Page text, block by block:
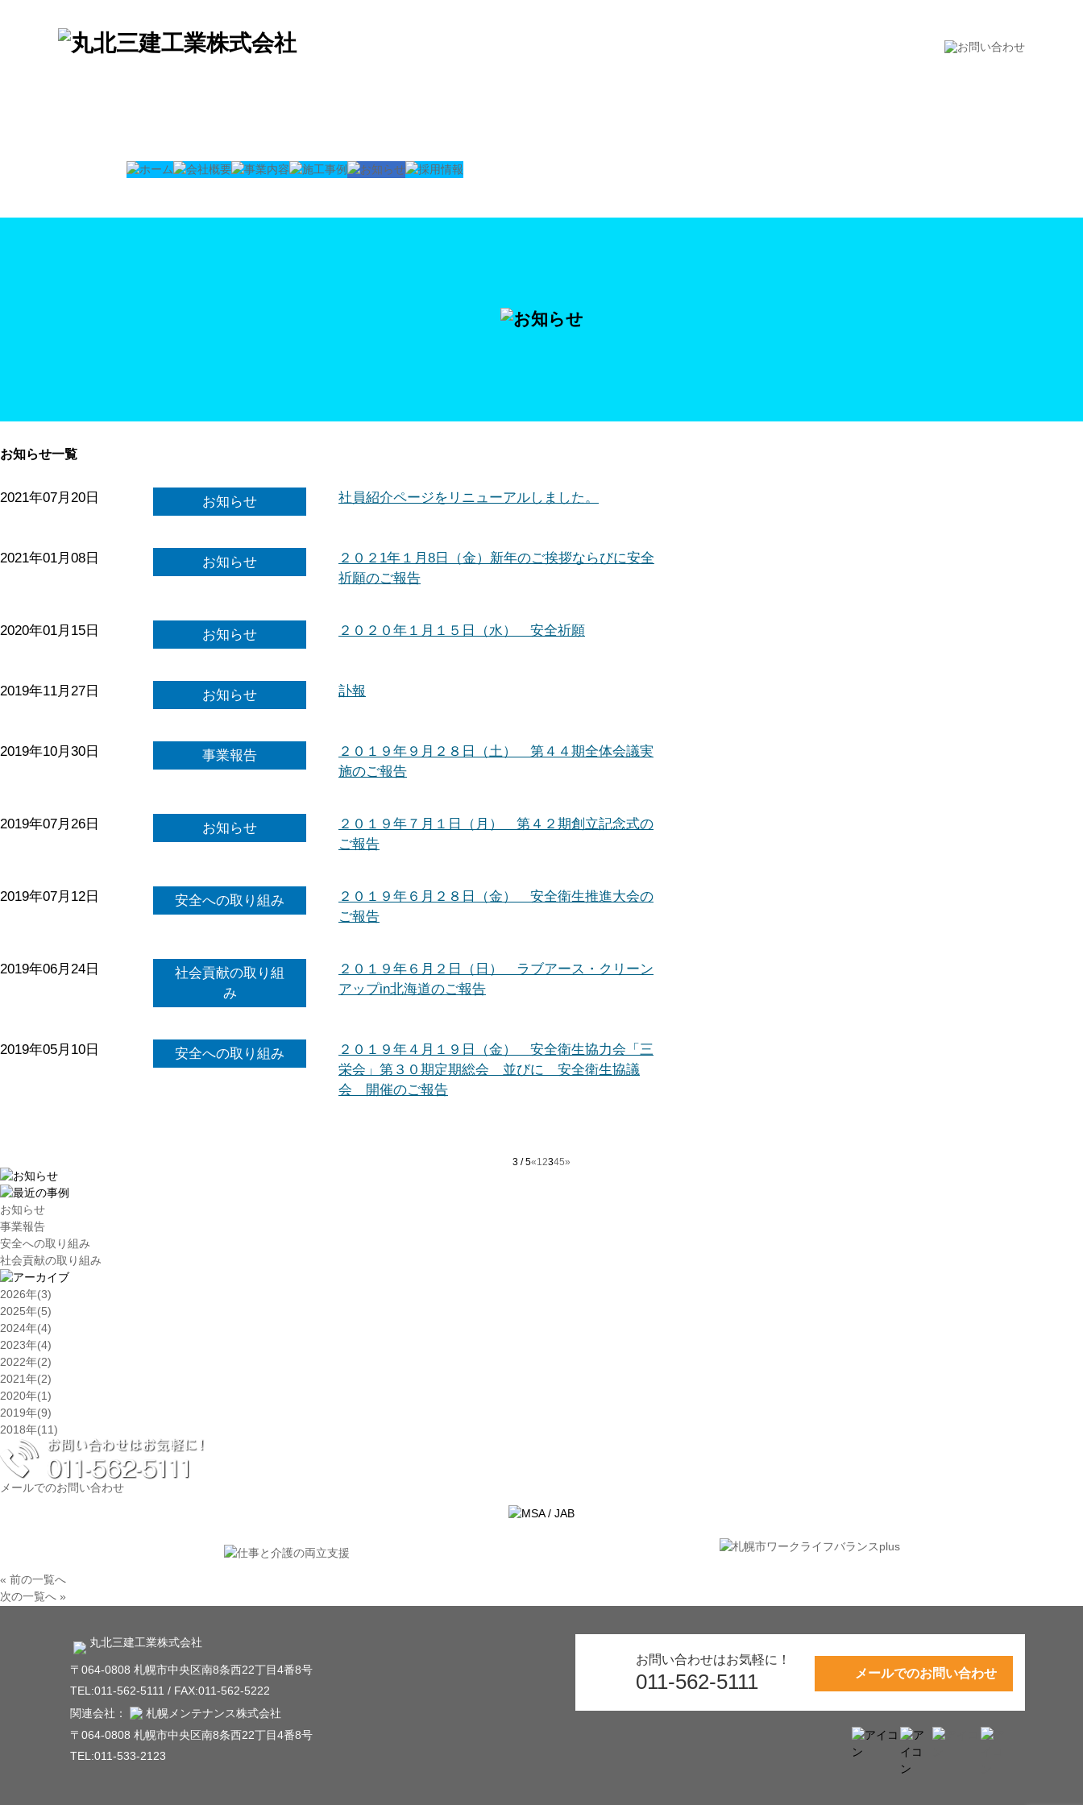
お知らせ一覧
2021年07月20日 お知らせ 社員紹介ページをリニューアルしました。
2021年01月08日 お知らせ
２０２1年１月8日（金）新年のご挨拶ならびに安全
祈願のご報告
2020年01月15日 お知らせ ２０２０年１月１５日（水） 安全祈願
2019年11月27日 お知らせ 訃報
2019年10月30日 事業報告
２０１９年９月２８日（土） 第４４期全体会議実
施のご報告
2019年07月26日 お知らせ
２０１９年７月１日（月） 第４２期創立記念式の
ご報告
2019年07月12日 安全への取り組み
２０１９年６月２８日（金） 安全衛生推進大会の
ご報告
2019年06月24日
社会貢献の取り組
み
２０１９年６月２日（日） ラブアース・クリーン
アップin北海道のご報告
2019年05月10日 安全への取り組み
２０１９年４月１９日（金） 安全衛生協力会「三
栄会」第３０期定期総会 並びに 安全衛生協議
会 開催のご報告
3 / 5«12345»
お知らせ
事業報告
安全への取り組み
社会貢献の取り組み
2026年(3)
2025年(5)
2024年(4)
2023年(4)
2022年(2)
2021年(2)
2020年(1)
2019年(9)
2018年(11)
メールでのお問い合わせ
« 前の一覧へ
次の一覧へ »
丸北三建工業株式会社
〒064-0808 札幌市中央区南8条西22丁目4番8号
TEL:011-562-5111 / FAX:011-562-5222
関連会社：
札幌メンテナンス株式会社
〒064-0808 札幌市中央区南8条⻄22丁⽬4番8号
TEL:011-533-2123
お問い合わせはお気軽に！
011-562-5111 メールでのお問い合わせ